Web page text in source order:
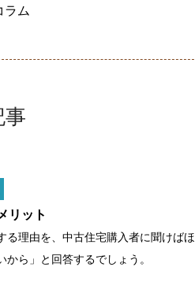
ラム
事
リット
る理由を、中古住宅購入者に聞けばほ
から」と回答するでしょう。